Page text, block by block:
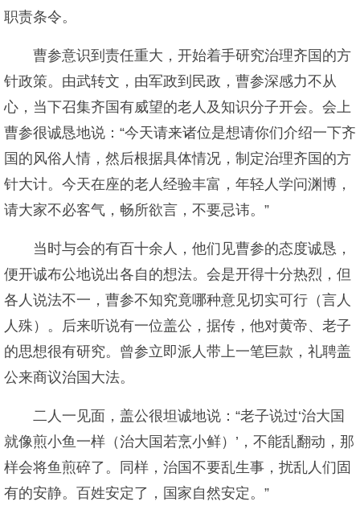
职责条令。
曹参意识到责任重大，开始着手研究治理齐国的方
针政策。由武转文，由军政到民政，曹参深感力不从
心，当下召集齐国有威望的老人及知识分子开会。会上
曹参很诚恳地说：“今天请来诸位是想请你们介绍一下齐
国的风俗人情，然后根据具体情况，制定治理齐国的方
针大计。今天在座的老人经验丰富，年轻人学问渊博，
请大家不必客气，畅所欲言，不要忌讳。”
当时与会的有百十余人，他们见曹参的态度诚恳，
便开诚布公地说出各自的想法。会是开得十分热烈，但
各人说法不一，曹参不知究竟哪种意见切实可行（言人
人殊）。后来听说有一位盖公，据传，他对黄帝、老子
的思想很有研究。曾参立即派人带上一笔巨款，礼聘盖
公来商议治国大法。
二人一见面，盖公很坦诚地说：“老子说过‘治大国
就像煎小鱼一样（治大国若烹小鲜）’，不能乱翻动，那
样会将鱼煎碎了。同样，治国不要乱生事，扰乱人们固
有的安静。百姓安定了，国家自然安定。”